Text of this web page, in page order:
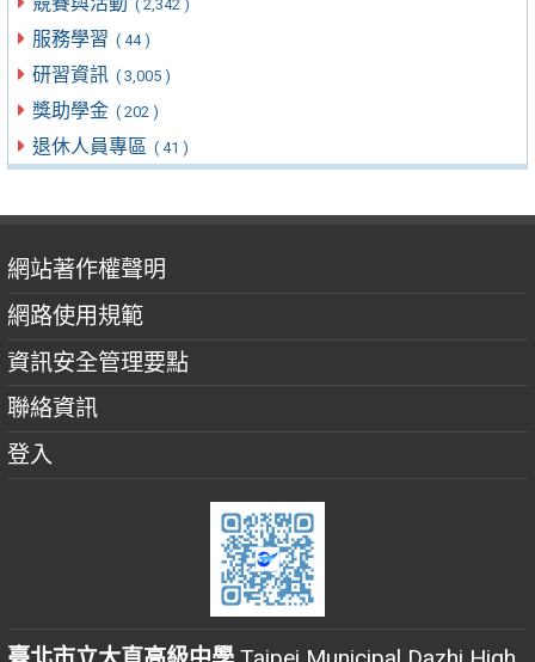
( 2,342 )
服務學習 ( 44 )
研習資訊 ( 3,005 )
獎助學金 ( 202 )
退休人員專區 ( 41 )
網站著作權聲明
網路使用規範
資訊安全管理要點
聯絡資訊
登入